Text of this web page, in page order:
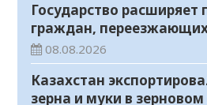
Государство
граждан,
регионы для работы
08.08.2026
Казахстан
зерна и муки в